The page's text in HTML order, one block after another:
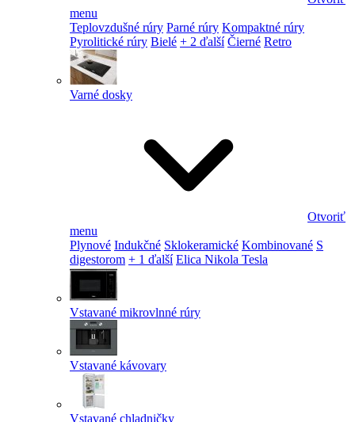
menu
Teplovzdušné rúry Parné rúry Kompaktné rúry
Pyrolitické rúry Bielé + 2 ďalší Čierné Retro
Varné dosky
Otvoriť
menu
Plynové Indukčné Sklokeramické Kombinované S
digestorom + 1 ďalší Elica Nikola Tesla
Vstavané mikrovlnné rúry
Vstavané kávovary
Vstavané chladničky